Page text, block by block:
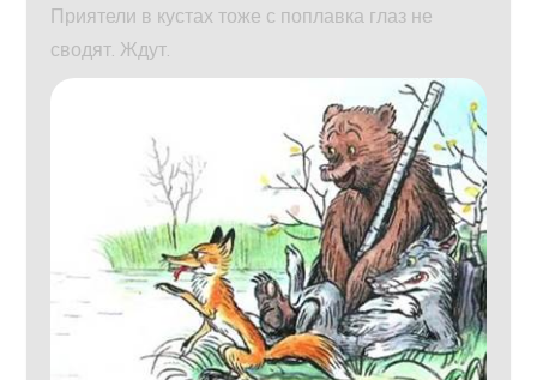
Приятели в кустах тоже с поплавка глаз не
сводят. Ждут.